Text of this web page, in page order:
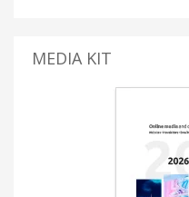
MEDIA KIT